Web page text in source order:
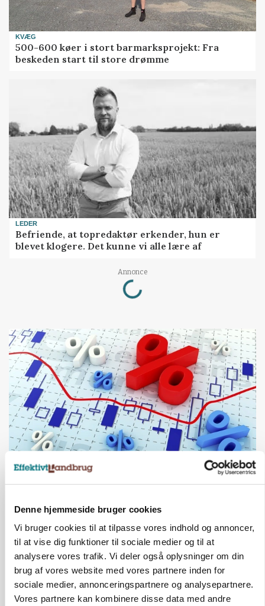
Denne hjemmeside bruger cookies
Vi bruger cookies til at tilpasse vores indhold og annoncer,
til at vise dig funktioner til sociale medier og til at
analysere vores trafik. Vi deler også oplysninger om din
brug af vores website med vores partnere inden for
sociale medier, annonceringspartnere og analysepartnere.
Vores partnere kan kombinere disse data med andre
KVÆG
500-600 køer i stort barmarksprojekt: Fra
beskeden start til store drømme
LEDER
Befriende, at topredaktør erkender, hun er
blevet klogere. Det kunne vi alle lære af
Annonce
Loading...
MARKED
Olieprisfald og fredshåb sender F5-renten ned